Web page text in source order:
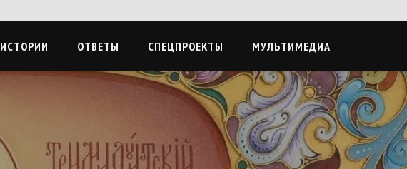
ИСТОРИИ ОТВЕТЫ СПЕЦПРОЕКТЫ МУЛЬТИМЕДИА